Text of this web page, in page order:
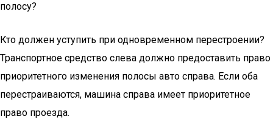
полосу?
Кто должен уступить при одновременном перестроении?
Транспортное средство слева должно предоставить право
приоритетного изменения полосы авто справа. Если оба
перестраиваются, машина справа имеет приоритетное
право проезда.